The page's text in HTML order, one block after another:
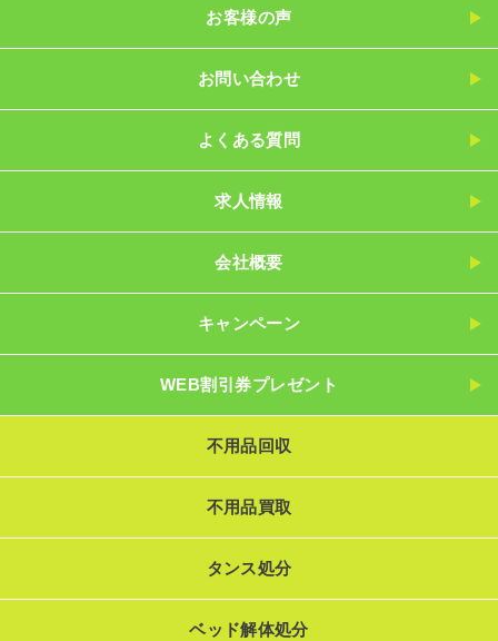
お客様の声
お問い合わせ
よくある質問
求人情報
会社概要
キャンペーン
WEB割引券プレゼント
不用品回収
不用品買取
タンス処分
ベッド解体処分